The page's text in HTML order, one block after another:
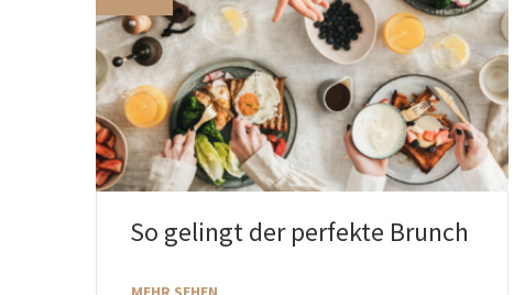
So gelingt der perfekte Brunch